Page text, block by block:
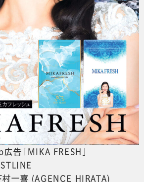
告「MIKA FRESH」
一喜 (AGENCE HIRATA)